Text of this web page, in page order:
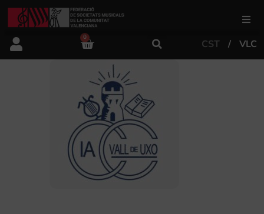
FSMCV
Àrea educativa
Àrea Artística
0
CST VLC